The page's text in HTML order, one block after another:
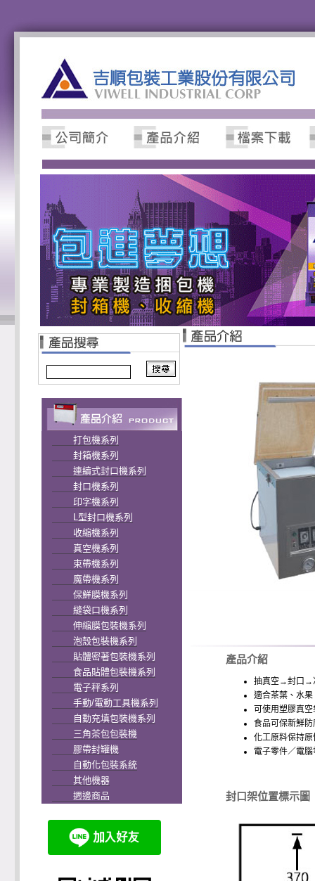
打包機系列
封箱機系列
連續式封口機系列
封口機系列
印字機系列
L型封口機系列
收縮機系列
真空機系列
束帶機系列
魔帶機系列
保鮮膜機系列
縫袋口機系列
伸縮膜包裝機系列
泡殼包裝機系列
貼體密著包裝機系列
食品貼體包裝機系列
電子秤系列
手動/電動工具機系列
自動充填包裝機系列
三角茶包包裝機
膠帶封罐機
自動化包裝系統
其他機器
週邊商品
產品介紹
抽真空→封口→
適合茶葉、水
可使用塑膠真
食品可保新鮮防
化工原料保持原
電子零件／電
封口架位置標示圖